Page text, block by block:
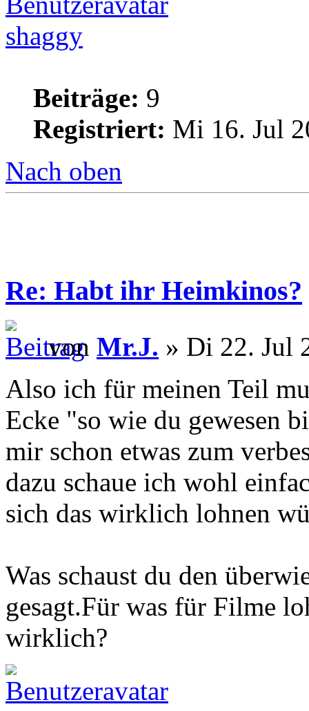
shaggy
Beiträge: 9
Registriert: Mi 16. Jul
Nach oben
Re: Habt ihr Heimkinos?
von Mr.J. » Di 22. Jul
Also ich für meinen Teil
Ecke "so wie du gewesen
mir schon etwas zum
dazu schaue ich wohl
sich das wirklich lohnen
Was schaust du den
gesagt.Für was für Filme
wirklich?